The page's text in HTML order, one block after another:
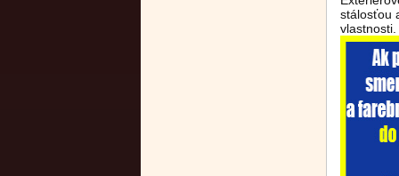
stálosťou
vlastnosti.